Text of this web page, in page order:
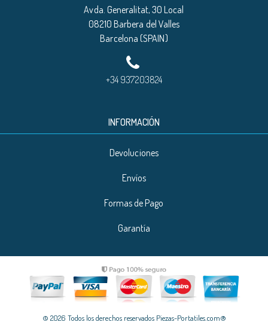
Avda. Generalitat, 30 Local
08210 Barbera del Valles
Barcelona (SPAIN)
+34 937203824
INFORMACIÓN
Devoluciones
Envíos
Formas de Pago
Garantía
© 2026 Todos los derechos reservados Piezas-Portatiles.com®